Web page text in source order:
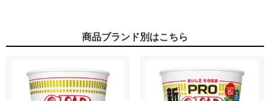
商品ブランド別はこちら